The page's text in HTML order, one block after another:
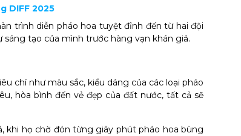
DIFF 2025
trình diễn pháo hoa tuyệt đỉnh đến từ hai đội
tạo của mình trước hàng vạn khán giả.
chí như màu sắc, kiểu dáng của các loại pháo
hòa bình đến vẻ đẹp của đất nước, tất cả sẽ
khi họ chờ đón từng giây phút pháo hoa bùng